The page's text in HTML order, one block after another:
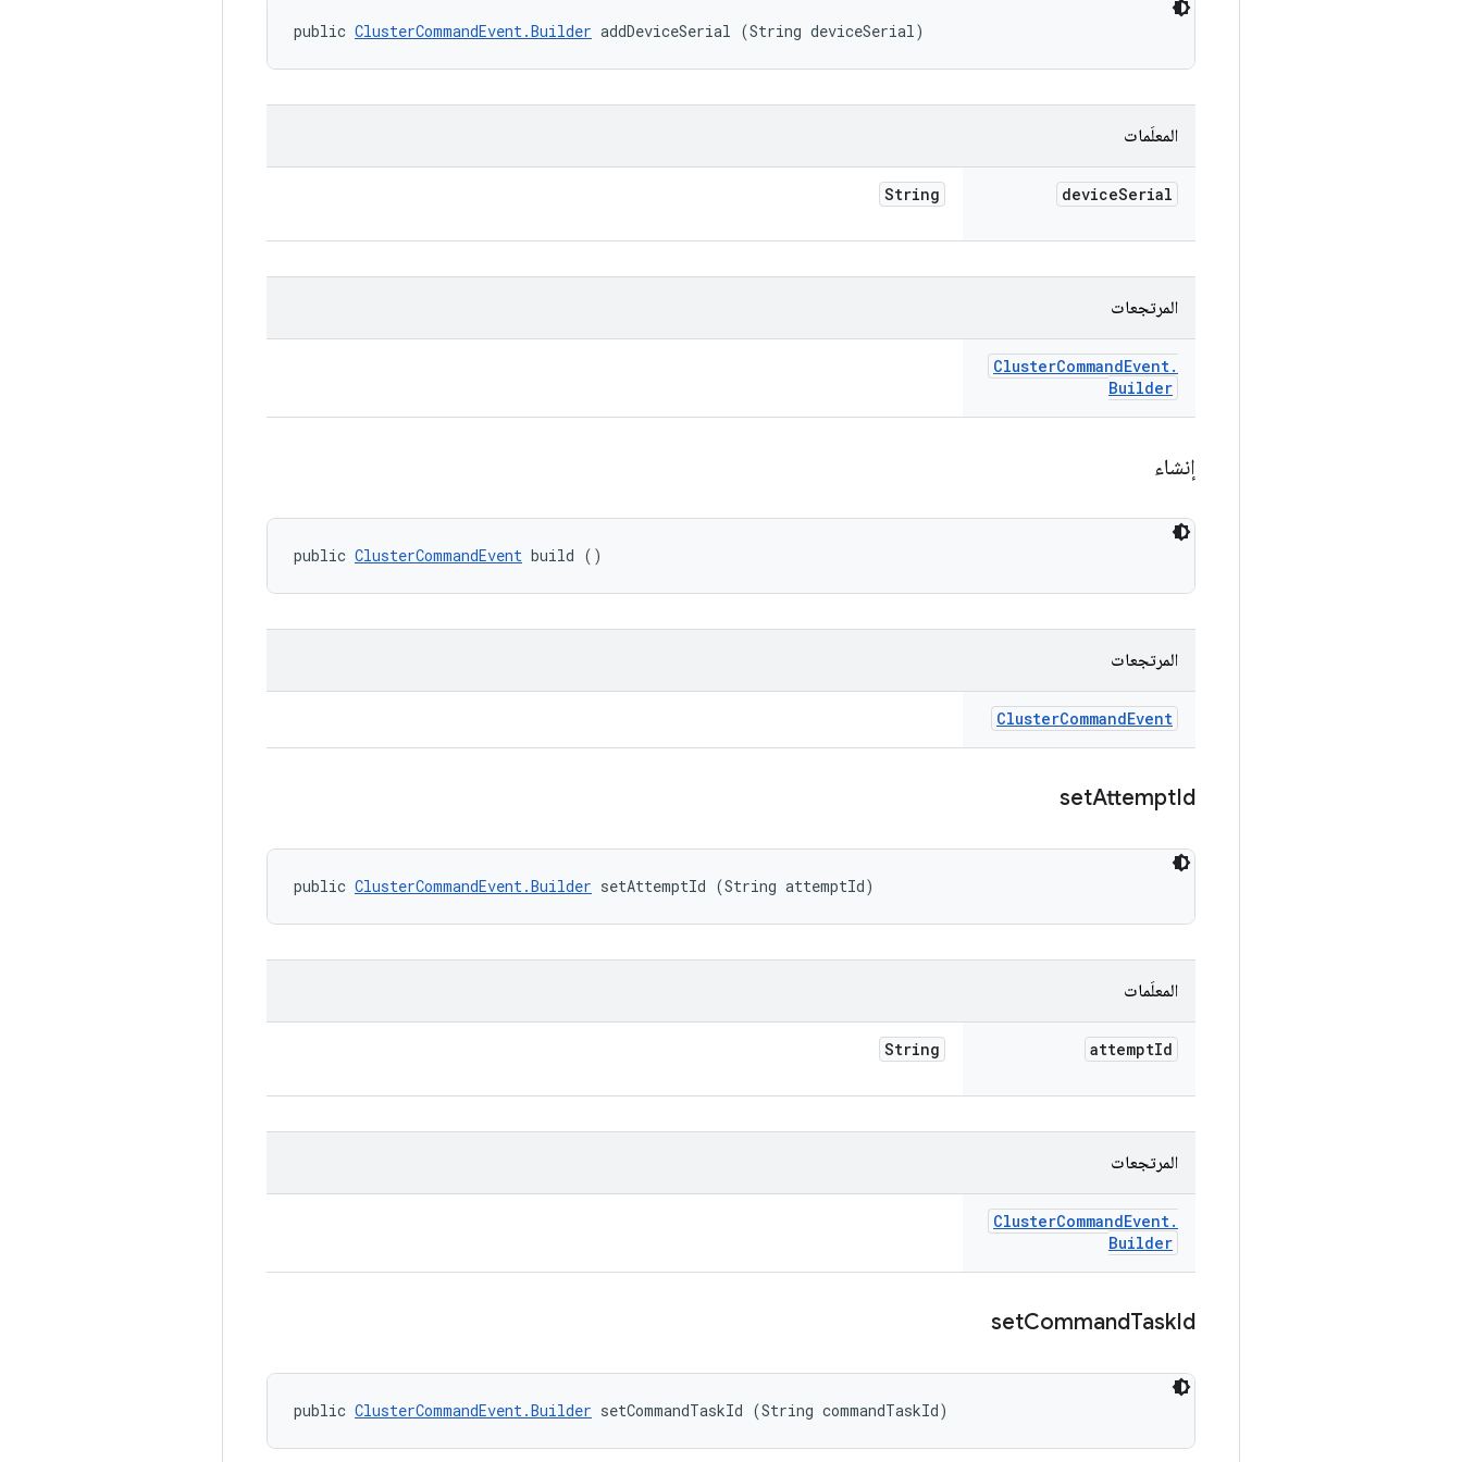
public ClusterCommandEvent.Builder addDeviceSerial (String deviceSerial)
المعلَمات
deviceSerial
String
المرتجعات
ClusterCommandEvent.
Builder
إنشاء
public ClusterCommandEvent build ()
المرتجعات
ClusterCommandEvent
setAttemptId
public ClusterCommandEvent.Builder setAttemptId (String attemptId)
المعلَمات
attemptId
String
المرتجعات
ClusterCommandEvent.
Builder
setCommandTaskId
public ClusterCommandEvent.Builder setCommandTaskId (String commandTaskId)